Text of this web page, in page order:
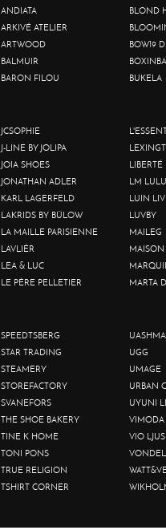
ANDIATA
ARKIVÉ ATELIER
ARTWOOD
BALMUIR
BARON FILOU
BLOND
BOW19
BUKELA
JCSOPHIE
J-LINE BY JOLIPA
JOIA SHOES
JONATHAN ADLER
KARL LAGERFELD
LAKRIDS BY BÜLOW
LA MAILLE PARISIENNE
LAVLIÉR
LEA & LUC
LE PÈRE PELLETIER
LIBERTÉ
LM LULU
LUIN
LUVBY
MAILEG
MAISON
MARTA
SPEEDTSBERG
STAR TRADING
STEAMERY
STOREFACTORY
SVANEFORS
THE SHOE BAKERY
TINE K HOME
TONI PONS
TRUE RELIGION
TSHIRT CORNER
UGG
UMAGE
URBAN
UYUNI
VIMODA
VIO